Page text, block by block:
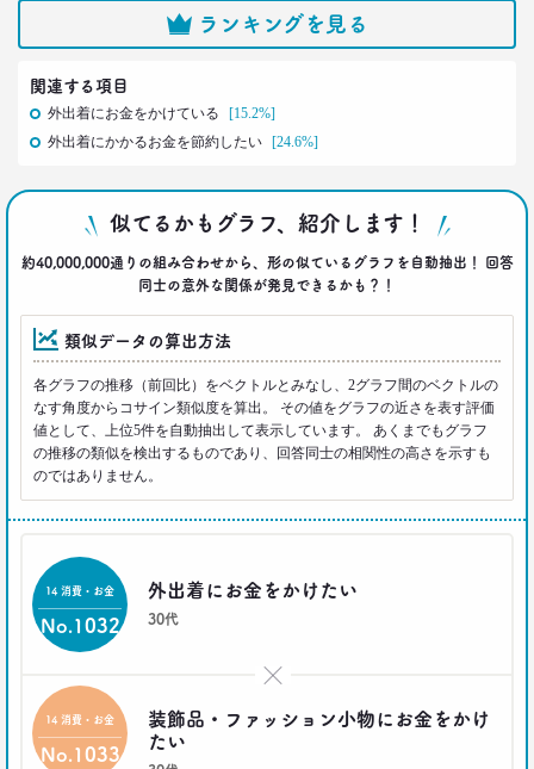
–日経クロストレンド 連載⑦–
生活総研 上席研究員
世代間ギャップを学べる魔法の質問
生活総研 上席研究員
40代おじさん必読！
J.Y. パーク氏に学ぶ 「褒めワード」
ベスト5
--日経クロストレンド 連載⑤--
生活総研 上席研究員/コピーライター
前沢 裕文
2021.02.25
–日経クロストレンド 連載④–
生活総研 主席研究員
夏山 明美
たこ焼きが1位？ 和食が消えた？
好きな料理ランキング大激変
–日経クロストレンド 連載③–
ランキングを見る
関連する項目
外出着にお金をかけている
[15.2%]
外出着にかかるお金を節約したい
[24.6%]
似てるかもグラフ、紹介します！
約40,000,000通りの組み合わせから、形の似ているグラフを自動抽出！ 回答
同士の意外な関係が発見できるかも？！
類似データの算出方法
各グラフの推移（前回比）をベクトルとみなし、2グラフ間のベクトルの
なす角度からコサイン類似度を算出。 その値をグラフの近さを表す評価
値として、上位5件を自動抽出して表示しています。 あくまでもグラフ
の推移の類似を検出するものであり、回答同士の相関性の高さを示すも
のではありません。
外出着にお金をかけたい
30代
14 消費・お金
No.1032
装飾品・ファッション小物にお金をかけ
たい
14 消費・お金
No.1033